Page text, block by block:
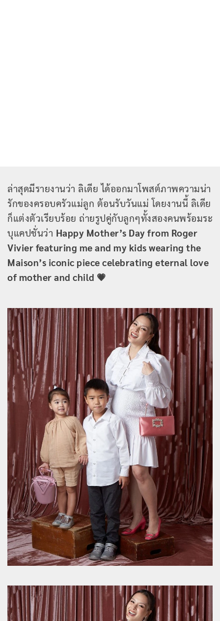
ล่าสุดมีรายงานว่า ลิเดีย ได้ออกมาโพสต์ภาพความน่า
รักของครอบครัวแม่ลูก ต้อนรับวันแม่ โดยงานนี้ ลิเดีย
ก็แต่งตัวเรียบร้อย ถ่ายรูปคู่กับลูกๆทั้งสองคนพร้อมระ
บุแคปชั่นว่า Happy Mother’s Day from Roger
Vivier featuring me and my kids wearing the
Maison’s iconic piece celebrating eternal love
of mother and child 💗